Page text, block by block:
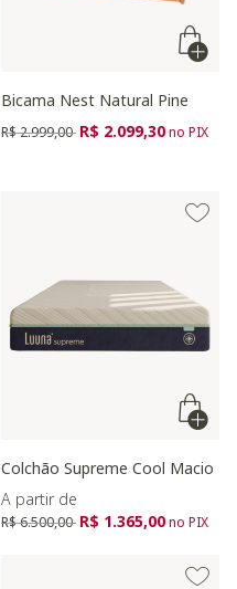
Bicama Nest Natural Pine
Preço reduzido de
R$ 2.999,00 para
R$ 2.099,30no PIX
Colchão Supreme Cool Macio
A partir de
Preço reduzido de
R$ 6.500,00 para
R$ 1.365,00no PIX